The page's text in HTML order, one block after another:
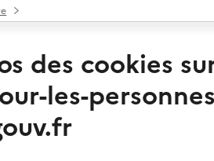
de retraite
Maspa 70
de l'annuaire
70
HAUTE-SAONE
des cookies
les-